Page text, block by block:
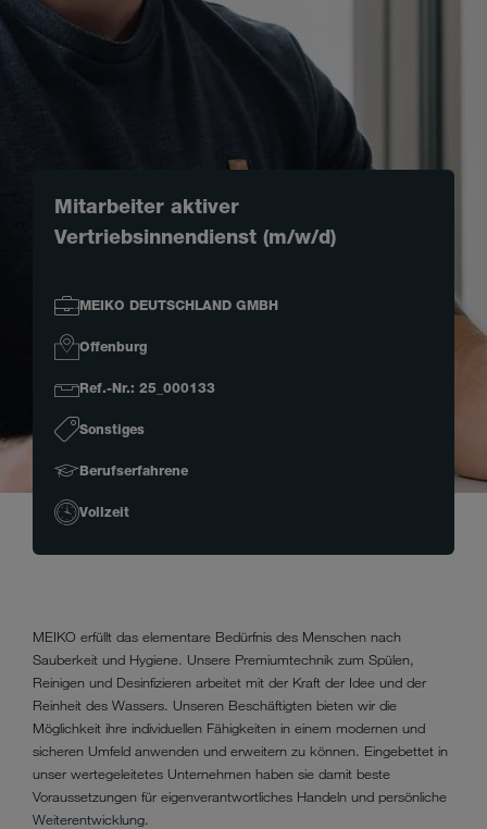
Mitarbeiter aktiver
Vertriebsinnendienst (m/w/d)
MEIKO DEUTSCHLAND GMBH
Offenburg
Ref.-Nr.: 25_000133
Sonstiges
Berufserfahrene
Vollzeit
MEIKO erfüllt das elementare Bedürfnis des Menschen nach
Sauberkeit und Hygiene. Unsere Premiumtechnik zum Spülen,
Reinigen und Desinfizieren arbeitet mit der Kraft der Idee und der
Reinheit des Wassers. Unseren Beschäftigten bieten wir die
Möglichkeit ihre individuellen Fähigkeiten in einem modernen und
sicheren Umfeld anwenden und erweitern zu können. Eingebettet in
unser wertegeleitetes Unternehmen haben sie damit beste
Voraussetzungen für eigenverantwortliches Handeln und persönliche
Weiterentwicklung.